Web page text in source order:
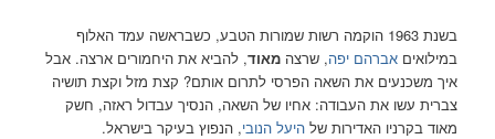
בשנת 1963 הוקמה רשות שמורות הטבע, כשבראשה עמד האלוף
במילואיםאברהם יפה, שרצהמאוד, להביא את היחמורים ארצה. אבל
איך משכנעים את השאה הפרסי לתרום אותם? קצת מזל וקצת תושיה
צברית עשו את העבודה: אחיו של השאה, הנסיך עבדול ראזה, חשק
מאוד בקרניו האדירות שלהיעל הנובי, הנפוץ בעיקר בישראל.